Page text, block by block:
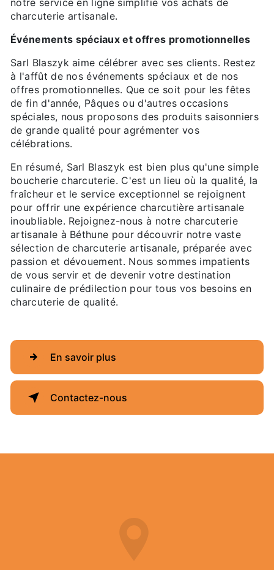
notre service en ligne simplifie vos achats de
charcuterie artisanale.
Événements spéciaux et offres promotionnelles
Sarl Blaszyk aime célébrer avec ses clients. Restez
à l'affût de nos événements spéciaux et de nos
offres promotionnelles. Que ce soit pour les fêtes
de fin d'année, Pâques ou d'autres occasions
spéciales, nous proposons des produits saisonniers
de grande qualité pour agrémenter vos
célébrations.
En résumé, Sarl Blaszyk est bien plus qu'une simple
boucherie charcuterie. C'est un lieu où la qualité, la
fraîcheur et le service exceptionnel se rejoignent
pour offrir une expérience charcutière artisanale
inoubliable. Rejoignez-nous à notre charcuterie
artisanale à Béthune pour découvrir notre vaste
sélection de charcuterie artisanale, préparée avec
passion et dévouement. Nous sommes impatients
de vous servir et de devenir votre destination
culinaire de prédilection pour tous vos besoins en
charcuterie de qualité.
En savoir plus
Contactez-nous